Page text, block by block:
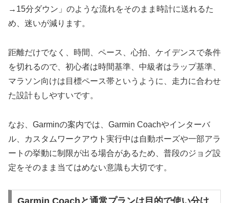
→15分ダウン」のような流れをそのまま時計に送れるた
め、迷いが減ります。
距離だけでなく、時間、ペース、心拍、ケイデンスで条件
を切れるので、初心者は時間基準、中級者はラップ基準、
マラソン向けは目標ペース帯というように、走力に合わせ
た設計もしやすいです。
なお、Garminの案内では、Garmin Coachやインターバ
ル、カスタムワークアウト実行中は自動ポーズや一部アラ
ートの挙動に制限が出る場合があるため、普段のジョグ設
定をそのまま当てはめない意識も大切です。